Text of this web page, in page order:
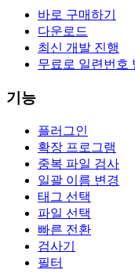
바로 구매하기
다운로드
최신 개발 진행
무료로 일련번호
기능
플러그인
확장 프로그램
중복 파일 검사
일괄 이름 변경
태그 선택
파일 선택
빠른 전환
검사기
필터